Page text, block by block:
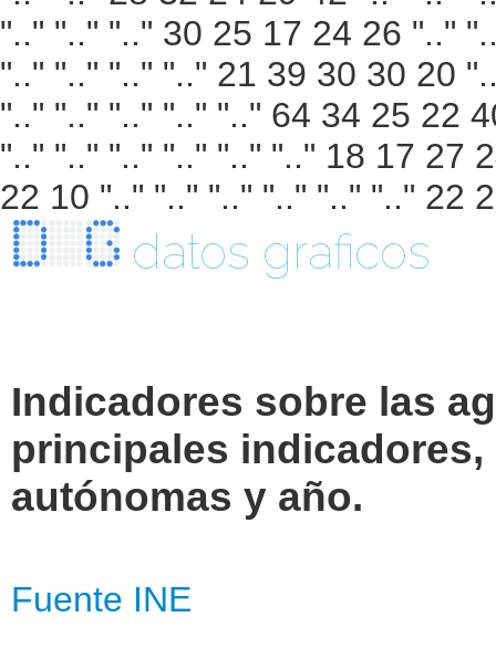
datos graficos
Indicadores sobre las
principales
autónomas y año.
Fuente INE